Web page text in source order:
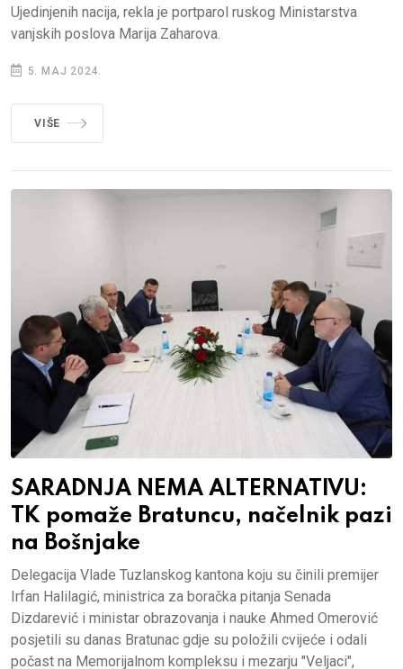
Ujedinjenih nacija, rekla je portparol ruskog Ministarstva
vanjskih poslova Marija Zaharova.
5. MAJ 2024.
VIŠE
SARADNJA NEMA ALTERNATIVU:
TK pomaže Bratuncu, načelnik pazi
na Bošnjake
Delegacija Vlade Tuzlanskog kantona koju su činili premijer
Irfan Halilagić, ministrica za boračka pitanja Senada
Dizdarević i ministar obrazovanja i nauke Ahmed Omerović
posjetili su danas Bratunac gdje su položili cvijeće i odali
počast na Memorijalnom kompleksu i mezarju "Veljaci",